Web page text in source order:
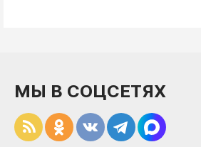
МЫ В СОЦСЕТЯХ